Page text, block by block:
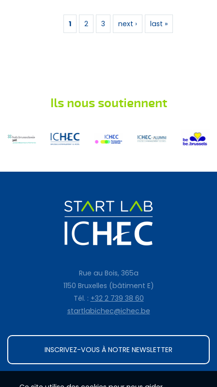
En savoir plus
1 2 3 next › last »
Ils nous soutiennent
Rue au Bois, 365a
1150 Bruxelles (bâtiment E)
Tél. : +32 2 739 38 60
startlabichec@ichec.be
INSCRIVEZ-VOUS À NOTRE NEWSLETTER